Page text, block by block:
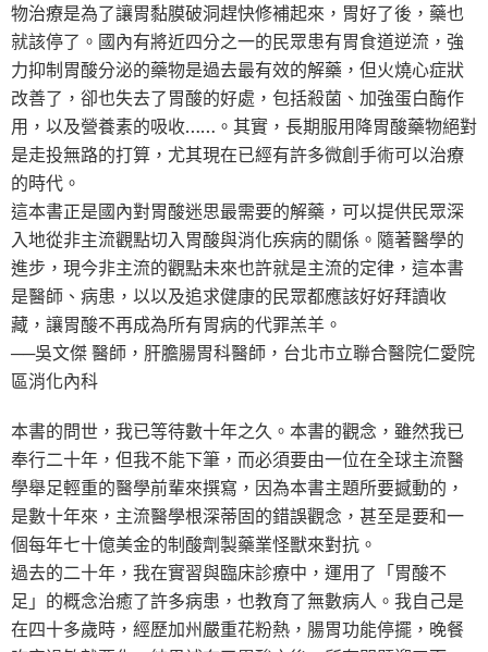
物治療是為了讓胃黏膜破洞趕快修補起來，胃好了後，藥也
就該停了。國內有將近四分之一的民眾患有胃食道逆流，強
力抑制胃酸分泌的藥物是過去最有效的解藥，但火燒心症狀
改善了，卻也失去了胃酸的好處，包括殺菌、加強蛋白酶作
用，以及營養素的吸收……。其實，長期服用降胃酸藥物絕對
是走投無路的打算，尤其現在已經有許多微創手術可以治療
的時代。
這本書正是國內對胃酸迷思最需要的解藥，可以提供民眾深
入地從非主流觀點切入胃酸與消化疾病的關係。隨著醫學的
進步，現今非主流的觀點未來也許就是主流的定律，這本書
是醫師、病患，以以及追求健康的民眾都應該好好拜讀收
藏，讓胃酸不再成為所有胃病的代罪羔羊。
──吳文傑 醫師，肝膽腸胃科醫師，台北市立聯合醫院仁愛院
區消化內科
本書的問世，我已等待數十年之久。本書的觀念，雖然我已
奉行二十年，但我不能下筆，而必須要由一位在全球主流醫
學舉足輕重的醫學前輩來撰寫，因為本書主題所要撼動的，
是數十年來，主流醫學根深蒂固的錯誤觀念，甚至是要和一
個每年七十億美金的制酸劑製藥業怪獸來對抗。
過去的二十年，我在實習與臨床診療中，運用了「胃酸不
足」的概念治癒了許多病患，也教育了無數病人。我自己是
在四十多歲時，經歷加州嚴重花粉熱，腸胃功能停擺，晚餐